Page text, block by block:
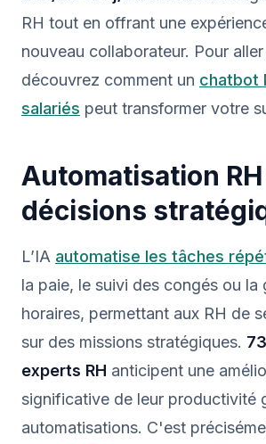
RH tout en offrant une
nouveau collaborateur. Pour
découvrez comment un chatbot
salariés peut transformer votre
Automatisation
décisions
L’IA automatise les tâches
la paie, le suivi des congés ou la
horaires, permettant aux RH de
sur des missions stratégiques.
experts RH anticipent une
significative de leur productivité
automatisations. C'est